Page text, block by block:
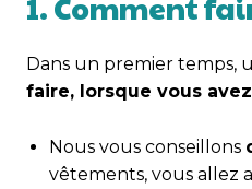
Dans un premier temps,
faire, lorsque vous
Nous vous conseillons
vêtements, vous allez